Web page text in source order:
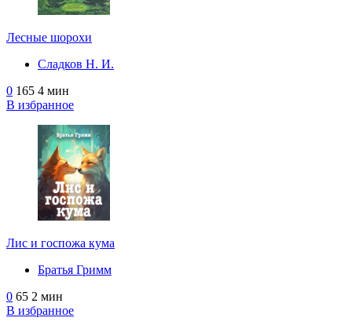
Лесные шорохи
Сладков Н. И.
0 165 4 мин
В избранное
Лис и госпожа кума
Братья Гримм
0 65 2 мин
В избранное